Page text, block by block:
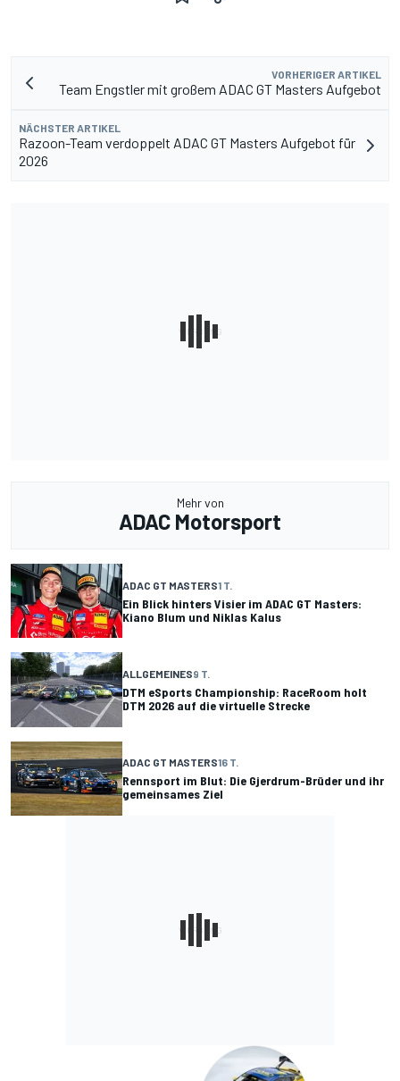
VORHERIGER ARTIKEL
Team Engstler mit großem ADAC GT Masters Aufgebot
NÄCHSTER ARTIKEL
Razoon-Team verdoppelt ADAC GT Masters Aufgebot für
2026
Mehr von
ADAC Motorsport
ADAC GT MASTERS1 T.
Ein Blick hinters Visier im ADAC GT Masters:
Kiano Blum und Niklas Kalus
ALLGEMEINES9 T.
DTM eSports Championship: RaceRoom holt
DTM 2026 auf die virtuelle Strecke
ADAC GT MASTERS16 T.
Rennsport im Blut: Die Gjerdrum-Brüder und ihr
gemeinsames Ziel